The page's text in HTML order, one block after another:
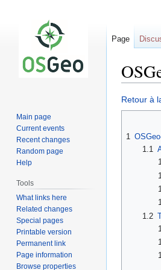
Jump
to
Jump
to
Retour à
1
1.1
1.2
Page
Main page
Current events
Recent changes
Random page
Help
Tools
What links here
Related changes
Special pages
Printable version
Permanent link
Page information
Browse properties